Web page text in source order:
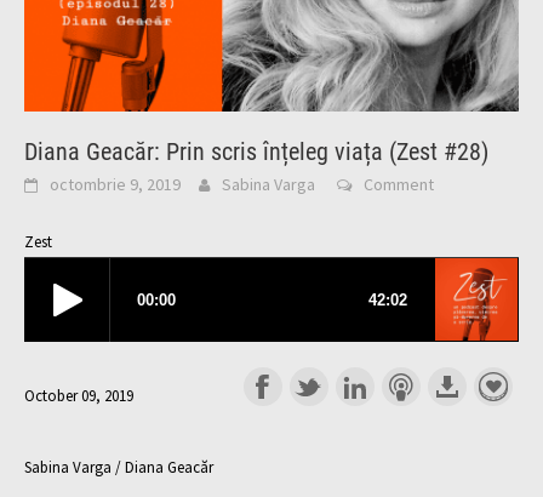
Diana Geacăr: Prin scris înțeleg viața (Zest #28)
octombrie 9, 2019 Sabina Varga Comment
Zest
October 09, 2019
Sabina Varga / Diana Geacăr